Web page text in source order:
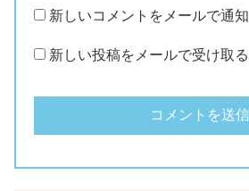
新しいコメントをメールで通知
新しい投稿をメールで受け取る